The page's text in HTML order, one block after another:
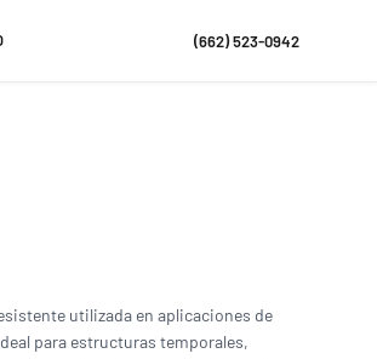
(662) 523-0942
utilizada en aplicaciones de
para estructuras temporales,